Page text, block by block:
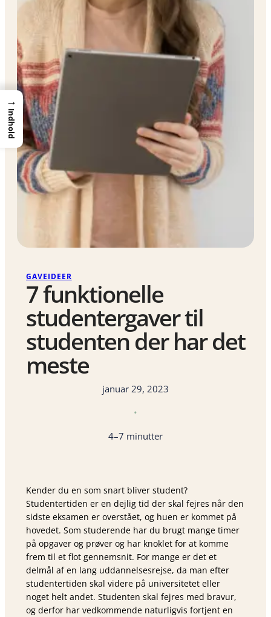
GAVEIDEER
7 funktionelle
studentergaver til
studenten der har det
meste
januar 29, 2023
•
4–7 minutter
Kender du en som snart bliver student?
Studentertiden er en dejlig tid der skal fejres når den
sidste eksamen er overstået, og huen er kommet på
hovedet. Som studerende har du brugt mange timer
på opgaver og prøver og har knoklet for at komme
frem til et flot gennemsnit. For mange er det et
delmål af en lang uddannelsesrejse, da man efter
studentertiden skal videre på universitetet eller
noget helt andet. Studenten skal fejres med bravur,
og derfor har vedkommende naturligvis fortjent en
→
Indhold